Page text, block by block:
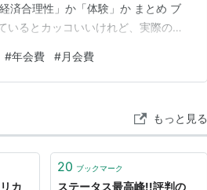
済合理性」か「体験」か まとめ ブ
いるとカッコいいけれど、実際のと
カード選びの基準は「どれだけポイ
#年会費 #月会費
もっと見る
カ
20 ブックマーク
ステータス最高峰!!評判の